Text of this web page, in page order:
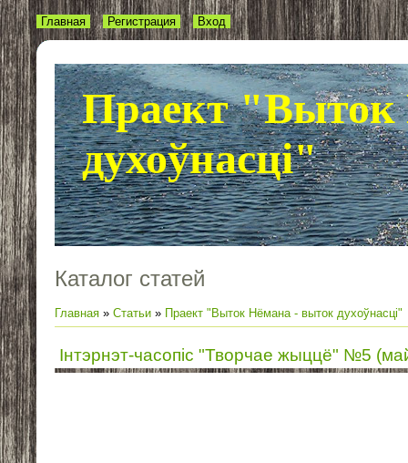
Праект "Выток
духоўнасці"
Главная Регистрация Вход
Каталог статей
Главная » Статьи » Праект "Выток Нёмана - выток духоўнасці"
Інтэрнэт-часопіс "Творчае жыццё" №5